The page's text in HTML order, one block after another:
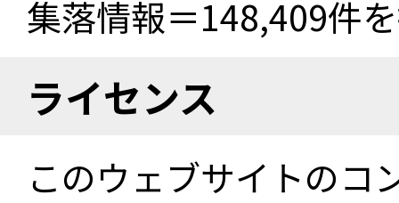
集落情報＝148,409件
ライセンス
このウェブサイトのコ